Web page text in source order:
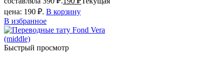
цена: 190 ₽. В корзину
В избранное
Быстрый просмотр